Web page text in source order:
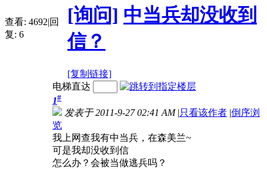
查看: 4692|回
复: 6
[询问] 中当兵却没收到
信？
[复制链接]
电梯直达
1#
发表于 2011-9-27 02:41 AM |只看该作者 |倒序浏
览
我上网查我有中当兵，在森美兰~
可是我却没收到信
怎么办？会被当做逃兵吗？